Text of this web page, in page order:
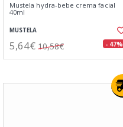
Mustela hydra-bebe crema facial
40ml
MUSTELA
5,64€ 10,58€ - 47%